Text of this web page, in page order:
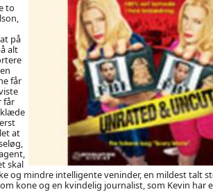
to
på
alt
får
får
klæde
at
skal
og mindre intelligente veninder, en mildest talt
kone og en kvindelig journalist, som Kevin har